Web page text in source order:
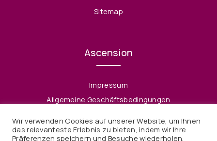
Sitemap
Ascension
Impressum
Allgemeine Geschäftsbedingungen
Widerruf
Wir verwenden Cookies auf unserer Website, um Ihnen
das relevanteste Erlebnis zu bieten, indem wir Ihre
Präferenzen speichern und Besuche wiederholen.